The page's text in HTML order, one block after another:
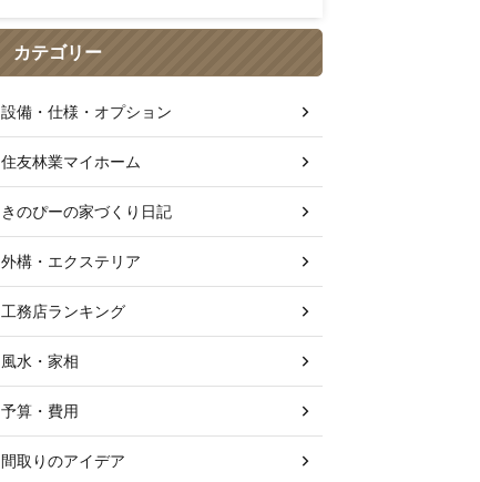
カテゴリー
設備・仕様・オプション
住友林業マイホーム
きのぴーの家づくり日記
外構・エクステリア
工務店ランキング
風水・家相
予算・費用
間取りのアイデア